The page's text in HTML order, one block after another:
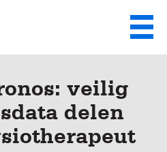
en ga naar de inhoud
Menu
veilig
delen